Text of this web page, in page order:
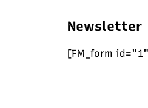
Newsletter
[FM_form